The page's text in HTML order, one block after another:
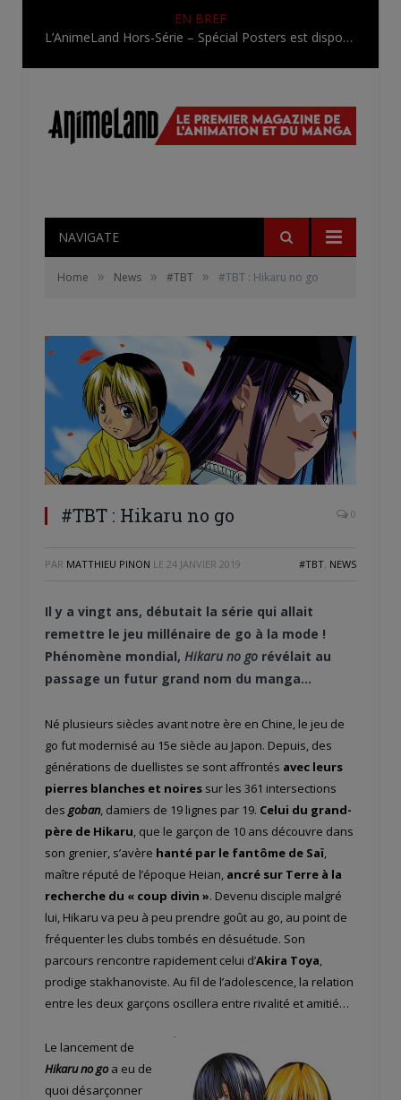
EN BREF
L’AnimeLand Hors-Série – Spécial Posters est disponible !
NAVIGATE
Home » News » #TBT » #TBT : Hikaru no go
#TBT : Hikaru no go 0
PAR MATTHIEU PINON LE 24 JANVIER 2019 #TBT, NEWS
Il y a vingt ans, débutait la série qui allait
remettre le jeu millénaire de go à la mode !
Phénomène mondial, Hikaru no go révélait au
passage un futur grand nom du manga…
Né plusieurs siècles avant notre ère en Chine, le jeu de
go fut modernisé au 15e siècle au Japon. Depuis, des
générations de duellistes se sont affrontés avec leurs
pierres blanches et noires sur les 361 intersections
des goban, damiers de 19 lignes par 19. Celui du grand-
père de Hikaru, que le garçon de 10 ans découvre dans
son grenier, s’avère hanté par le fantôme de Saï,
maître réputé de l’époque Heian, ancré sur Terre à la
recherche du « coup divin ». Devenu disciple malgré
lui, Hikaru va peu à peu prendre goût au go, au point de
fréquenter les clubs tombés en désuétude. Son
parcours rencontre rapidement celui d’Akira Toya,
prodige stakhanoviste. Au fil de l’adolescence, la relation
entre les deux garçons oscillera entre rivalité et amitié…
Le lancement de
Hikaru no goa eu de
quoi désarçonner